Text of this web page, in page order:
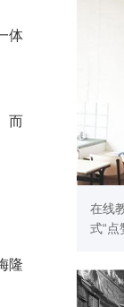
体
而
隆
在线
式“点